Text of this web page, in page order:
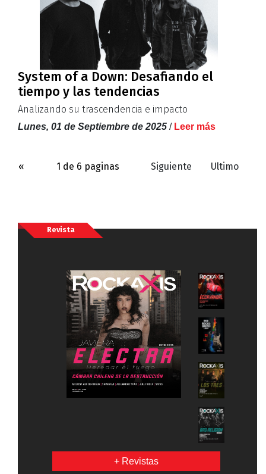
System of a Down: Desafiando el
tiempo y las tendencias
Analizando su trascendencia e impacto
Lunes, 01 de Septiembre de 2025 / Leer más
« 1 de 6 paginas Siguiente Ultimo
Revista
+ Revistas